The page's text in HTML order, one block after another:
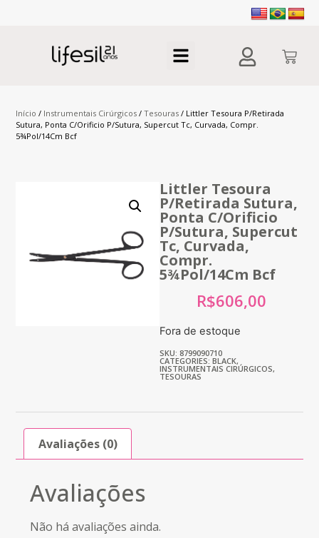
Início / Instrumentais Cirúrgicos /Tesouras / Littler Tesoura P/Retirada
Sutura, Ponta C/Orificio P/Sutura, Supercut Tc, Curvada, Compr.
5¾Pol/14Cm Bcf
Littler Tesoura
P/Retirada Sutura,
Ponta C/Orificio
P/Sutura, Supercut
Tc, Curvada,
Compr.
5¾Pol/14Cm Bcf
R$606,00
Fora de estoque
SKU: 8799090710
CATEGORIES: BLACK,
INSTRUMENTAIS CIRÚRGICOS,
TESOURAS
Avaliações (0)
Avaliações
Não há avaliações ainda.